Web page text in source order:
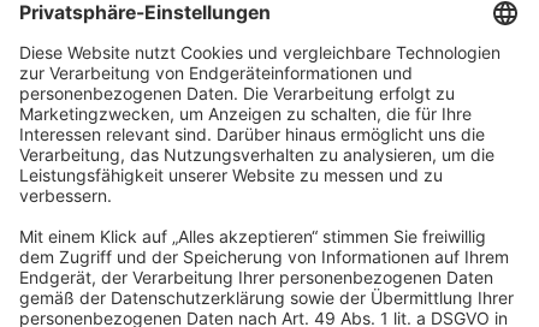
TLC GmbH TAX
Meierottostr. 8
10719 Berlin
info@tlc.ag
Impressum